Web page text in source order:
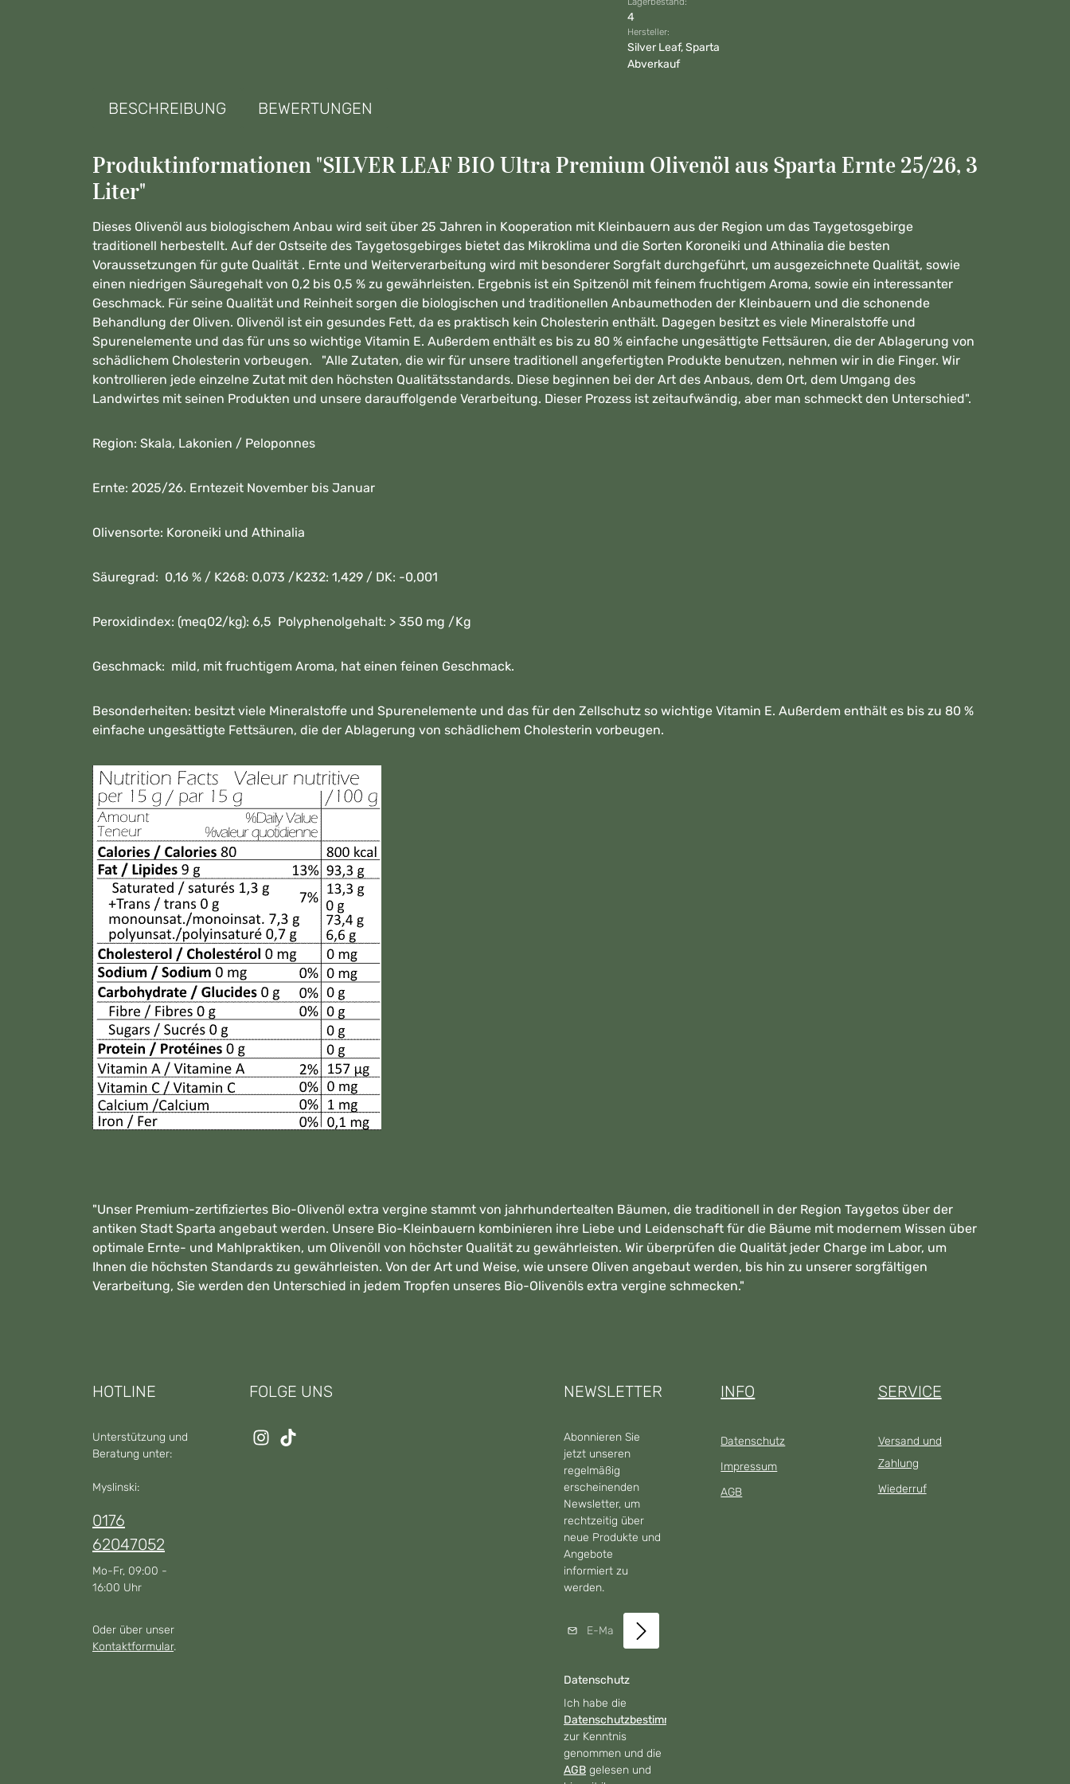
4
Hersteller:
Silver Leaf, Sparta
Abverkauf
BESCHREIBUNG BEWERTUNGEN
Produktinformationen "SILVER LEAF BIO Ultra Premium Olivenöl aus Sparta Ernte 25/26, 3
Liter"
Dieses Olivenöl aus biologischem Anbau wird seit über 25 Jahren in Kooperation mit Kleinbauern aus der Region um das Taygetosgebirge
traditionell herbestellt. Auf der Ostseite des Taygetosgebirges bietet das Mikroklima und die Sorten Koroneiki und Athinalia die besten
Voraussetzungen für gute Qualität . Ernte und Weiterverarbeitung wird mit besonderer Sorgfalt durchgeführt, um ausgezeichnete Qualität, sowie
einen niedrigen Säuregehalt von 0,2 bis 0,5 % zu gewährleisten. Ergebnis ist ein Spitzenöl mit feinem fruchtigem Aroma, sowie ein interessanter
Geschmack. Für seine Qualität und Reinheit sorgen die biologischen und traditionellen Anbaumethoden der Kleinbauern und die schonende
Behandlung der Oliven. Olivenöl ist ein gesundes Fett, da es praktisch kein Cholesterin enthält. Dagegen besitzt es viele Mineralstoffe und
Spurenelemente und das für uns so wichtige Vitamin E. Außerdem enthält es bis zu 80 % einfache ungesättigte Fettsäuren, die der Ablagerung von
schädlichem Cholesterin vorbeugen. "Alle Zutaten, die wir für unsere traditionell angefertigten Produkte benutzen, nehmen wir in die Finger. Wir
kontrollieren jede einzelne Zutat mit den höchsten Qualitätsstandards. Diese beginnen bei der Art des Anbaus, dem Ort, dem Umgang des
Landwirtes mit seinen Produkten und unsere darauffolgende Verarbeitung. Dieser Prozess ist zeitaufwändig, aber man schmeckt den Unterschied".
Region: Skala, Lakonien / Peloponnes
Ernte: 2025/26. Erntezeit November bis Januar
Olivensorte: Koroneiki und Athinalia
Säuregrad: 0,16 % / K268: 0,073 /K232: 1,429 / DK: -0,001
Peroxidindex: (meq02/kg): 6,5 Polyphenolgehalt: > 350 mg /Kg
Geschmack: mild, mit fruchtigem Aroma, hat einen feinen Geschmack.
Besonderheiten: besitzt viele Mineralstoffe und Spurenelemente und das für den Zellschutz so wichtige Vitamin E. Außerdem enthält es bis zu 80 %
einfache ungesättigte Fettsäuren, die der Ablagerung von schädlichem Cholesterin vorbeugen.
"Unser Premium-zertifiziertes Bio-Olivenöl extra vergine stammt von jahrhundertealten Bäumen, die traditionell in der Region Taygetos über der
antiken Stadt Sparta angebaut werden. Unsere Bio-Kleinbauern kombinieren ihre Liebe und Leidenschaft für die Bäume mit modernem Wissen über
optimale Ernte- und Mahlpraktiken, um Olivenöll von höchster Qualität zu gewährleisten. Wir überprüfen die Qualität jeder Charge im Labor, um
Ihnen die höchsten Standards zu gewährleisten. Von der Art und Weise, wie unsere Oliven angebaut werden, bis hin zu unserer sorgfältigen
Verarbeitung, Sie werden den Unterschied in jedem Tropfen unseres Bio-Olivenöls extra vergine schmecken."
HOTLINE
Unterstützung und
Beratung unter:
Myslinski:
0176
62047052
Mo-Fr, 09:00 -
16:00 Uhr
Oder über unser
Kontaktformular.
FOLGE UNS NEWSLETTER
Abonnieren Sie
jetzt unseren
regelmäßig
erscheinenden
Newsletter, um
rechtzeitig über
neue Produkte und
Angebote
informiert zu
werden.
E-Mail-Adresse*
Datenschutz
Ich habe die
Datenschutzbestimmungen
zur Kenntnis
genommen und die
AGBgelesen und
INFO
Datenschutz
Impressum
AGB
SERVICE
Versand und
Zahlung
Wiederruf